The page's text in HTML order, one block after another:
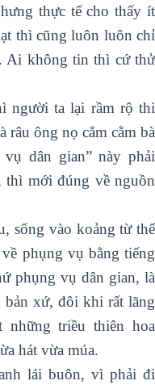
thực tế cho thấy ít
thì cũng luôn luôn chỉ
Ai không tin thì cứ thử
người ta lại rầm rộ thi
râu ông nọ cắm cằm bà
dân gian” này phải
mới đúng về nguồn
sống vào koảng từ thế
phụng vụ bằng tiếng
phụng vụ dân gian, là
bản xứ, đôi khi rất lãng
triều thiên hoa
hát vừa múa.
lái buôn, vì phải đi